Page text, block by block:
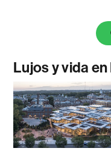
Lujos y vida